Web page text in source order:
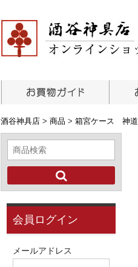
酒谷神具店 > 商品 > 箱宮ケース 神道
会員ログイン
メールアドレス